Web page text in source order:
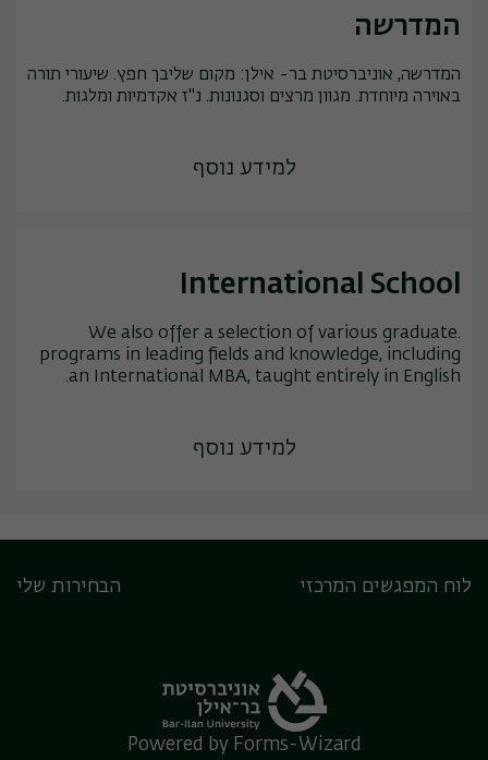
המדרשה
המדרשה, אוניברסיטת בר- אילן: מקום שליבך חפץ. שיעורי תורה
באוירה מיוחדת. מגוון מרצים וסגנונות. נ"ז אקדמיות ומלגות.
למידע נוסף
International School
.We also offer a selection of various graduate
programs in leading fields and knowledge, including
an International MBA, taught entirely in English.
למידע נוסף
לוח המפגשים המרכזי הבחירות שלי
Powered by Forms-Wizard